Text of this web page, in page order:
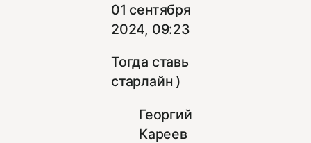
01 сентября
2024, 09:23
Тогда ставь
старлайн )
Георгий
Кареев